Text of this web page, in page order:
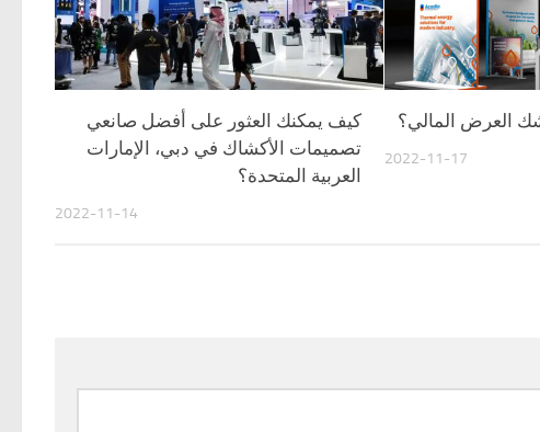
كيف يمكنك العثور على أفضل صانعي
تصميمات الأكشاك في دبي، الإمارات
العربية المتحدة؟
2022-11-14
العرض المالي؟
2022-11-17